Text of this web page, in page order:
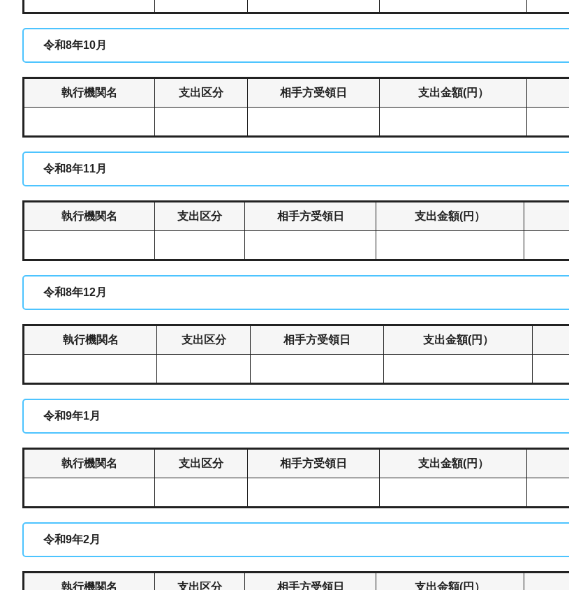
令和8年10月
執行機関名 支出区分 相手方受領日 支出金額(円）
令和8年11月
執行機関名 支出区分 相手方受領日 支出金額(円）
令和8年12月
執行機関名 支出区分 相手方受領日 支出金額(円）
令和9年1月
執行機関名 支出区分 相手方受領日 支出金額(円）
令和9年2月
執行機関名 支出区分 相手方受領日 支出金額(円）